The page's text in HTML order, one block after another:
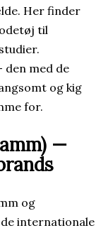
Her finder
til
den med de
og kig
for.
—
og
internationale